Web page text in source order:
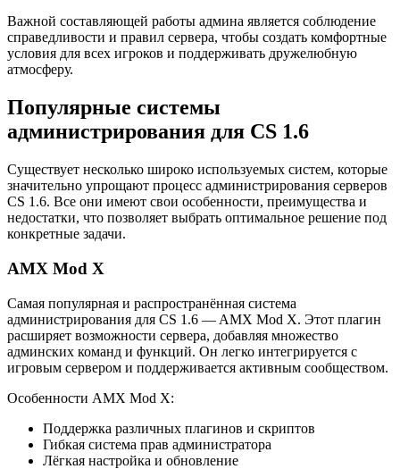
Важной составляющей работы админа является соблюдение
справедливости и правил сервера, чтобы создать комфортные
условия для всех игроков и поддерживать дружелюбную
атмосферу.
Популярные системы
администрирования для CS 1.6
Существует несколько широко используемых систем, которые
значительно упрощают процесс администрирования серверов
CS 1.6. Все они имеют свои особенности, преимущества и
недостатки, что позволяет выбрать оптимальное решение под
конкретные задачи.
AMX Mod X
Самая популярная и распространённая система
администрирования для CS 1.6 — AMX Mod X. Этот плагин
расширяет возможности сервера, добавляя множество
админских команд и функций. Он легко интегрируется с
игровым сервером и поддерживается активным сообществом.
Особенности AMX Mod X:
Поддержка различных плагинов и скриптов
Гибкая система прав администратора
Лёгкая настройка и обновление